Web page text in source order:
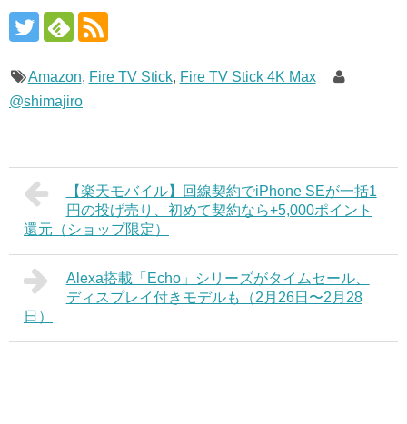
Amazon, Fire TV Stick, Fire TV Stick 4K Max
@shimajiro
【楽天モバイル】回線契約でiPhone SEが一括1
円の投げ売り、初めて契約なら+5,000ポイント
還元（ショップ限定）
Alexa搭載「Echo」シリーズがタイムセール、
ディスプレイ付きモデルも（2月26日〜2月28
日）